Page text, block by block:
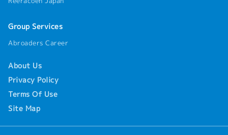
Group Services
Abroaders Career
About Us
Privacy Policy
Terms Of Use
Site Map